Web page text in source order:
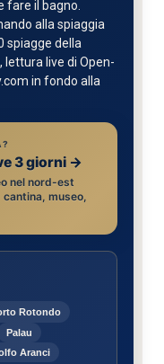
fare il bagno.
alla spiaggia
spiagge della
live di Open-
in fondo alla
3 giorni →
nel nord-est
museo,
Rotondo
Palau
Aranci